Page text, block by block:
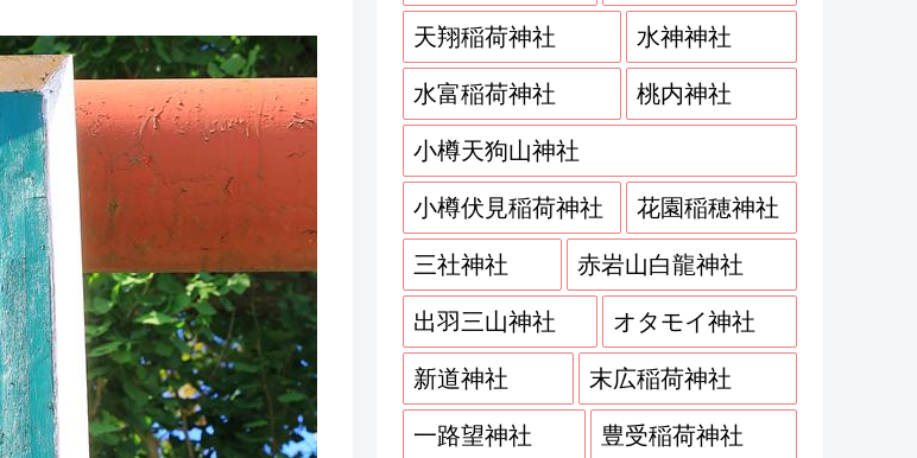
天翔稲荷神社 水神神社
水富稲荷神社 桃内神社
小樽天狗山神社
小樽伏見稲荷神社 花園稲穂神社
三社神社 赤岩山白龍神社
出羽三山神社 オタモイ神社
新道神社 末広稲荷神社
一路望神社 豊受稲荷神社